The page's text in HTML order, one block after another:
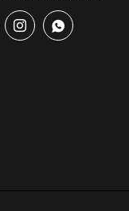
 